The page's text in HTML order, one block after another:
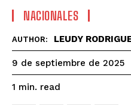
NACIONALES
AUTHOR: LEUDY
9 de septiembre de 2025
1 min. read